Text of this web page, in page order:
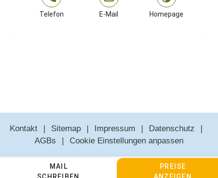
MAIL
PREISE
Telefon E-Mail Homepage
Kontakt Sitemap Impressum
Datenschutz
AGBs
Cookie Einstellungen anpassen